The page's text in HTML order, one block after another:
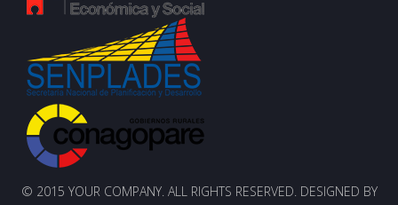
© 2015 YOUR COMPANY. ALL RIGHTS RESERVED. DESIGNED BY